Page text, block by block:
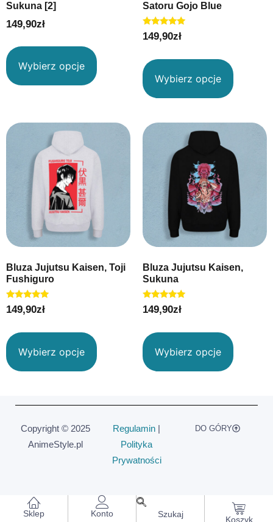
Sukuna [2]
149,90zł
Wybierz opcje
Satoru Gojo Blue
Oceniono
5.00
149,90zł
Wybierz opcje
Bluza Jujutsu Kaisen, Toji
Fushiguro
Oceniono
5.00
149,90zł
Wybierz opcje
Bluza Jujutsu Kaisen,
Sukuna
Oceniono
5.00
149,90zł
Wybierz opcje
Sklep Konto Szukaj
Koszyk
Copyright © 2025
AnimeStyle.pl
Regulamin |
Polityka
Prywatności
DO GÓRY